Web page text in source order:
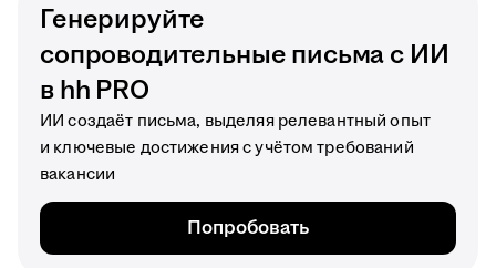
Генерируйте
сопроводительные письма с ИИ
в hh PRO
ИИ создаёт письма, выделяя релевантный опыт
и ключевые достижения с учётом требований
вакансии
Попробовать